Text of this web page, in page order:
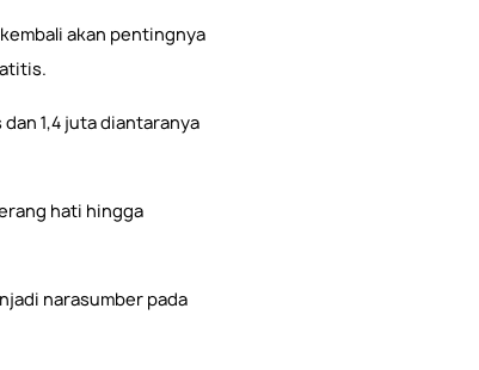
akan pentingnya
1,4 juta diantaranya
hati hingga
narasumber pada